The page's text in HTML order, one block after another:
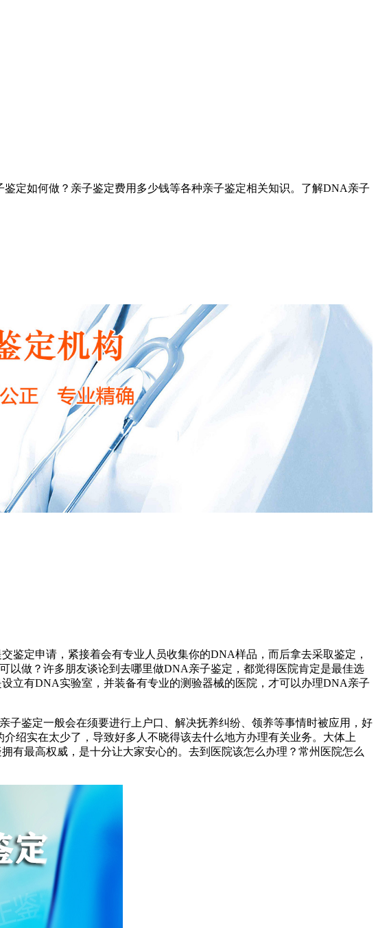
定如何做？亲子鉴定费用多少钱等各种亲子鉴定相关知识。了解DNA亲子
鉴定申请，紧接着会有专业人员收集你的DNA样品，而后拿去采取鉴定，
以做？许多朋友谈论到去哪里做DNA亲子鉴定，都觉得医院肯定是最佳选
立有DNA实验室，并装备有专业的测验器械的医院，才可以办理DNA亲子
鉴定一般会在须要进行上户口、解决抚养纠纷、领养等事情时被应用，好
绍实在太少了，导致好多人不晓得该去什么地方办理有关业务。大体上
有最高权威，是十分让大家安心的。去到医院该怎么办理？常州医院怎么